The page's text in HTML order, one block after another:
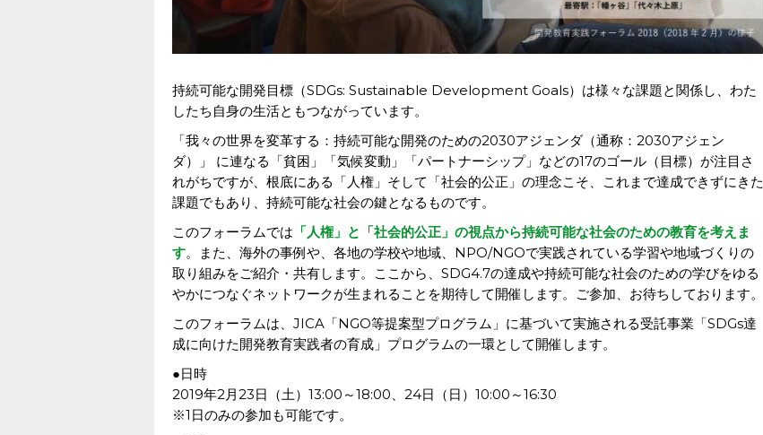
持続可能な開発目標（SDGs: Sustainable Development Goals）は様々な課題と関係し、わた
したち自身の生活ともつながっています。
「我々の世界を変革する：持続可能な開発のための2030アジェンダ（通称：2030アジェン
ダ）」 に連なる「貧困」「気候変動」「パートナーシップ」などの17のゴール（目標）が注目さ
れがちですが、根底にある「人権」そして「社会的公正」の理念こそ、これまで達成できずにきた
課題でもあり、持続可能な社会の鍵となるものです。
このフォーラムでは 「人権」と「社会的公正」の視点から持続可能な社会のための教育を考えま
す。また、海外の事例や、各地の学校や地域、NPO/NGOで実践されている学習や地域づくりの
取り組みをご紹介・共有します。ここから、SDG4.7の達成や持続可能な社会のための学びをゆる
やかにつなぐネットワークが生まれることを期待して開催します。ご参加、お待ちしております。
このフォーラムは、JICA「NGO等提案型プログラム」に基づいて実施される受託事業「SDGs達
成に向けた開発教育実践者の育成」プログラムの一環として開催します。
●日時
2019年2月23日（土）13:00～18:00、24日（日）10:00～16:30
※1日のみの参加も可能です。